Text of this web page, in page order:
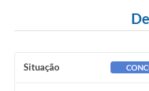
Situação